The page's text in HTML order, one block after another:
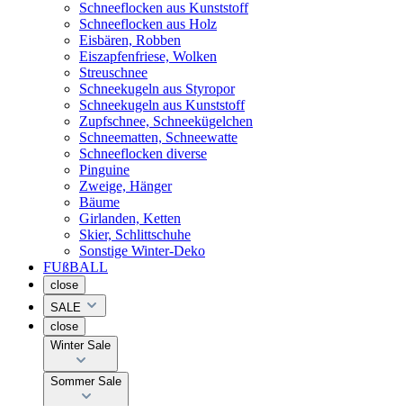
Schneeflocken aus Kunststoff
Schneeflocken aus Holz
Eisbären, Robben
Eiszapfenfriese, Wolken
Streuschnee
Schneekugeln aus Styropor
Schneekugeln aus Kunststoff
Zupfschnee, Schneekügelchen
Schneematten, Schneewatte
Schneeflocken diverse
Pinguine
Zweige, Hänger
Bäume
Girlanden, Ketten
Skier, Schlittschuhe
Sonstige Winter-Deko
FUßBALL
close
SALE
close
Winter Sale
Sommer Sale